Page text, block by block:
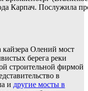
Карпач. Послужила
кайзера Олений мост
берега реки
строительной фирмой
в
и другие мосты в